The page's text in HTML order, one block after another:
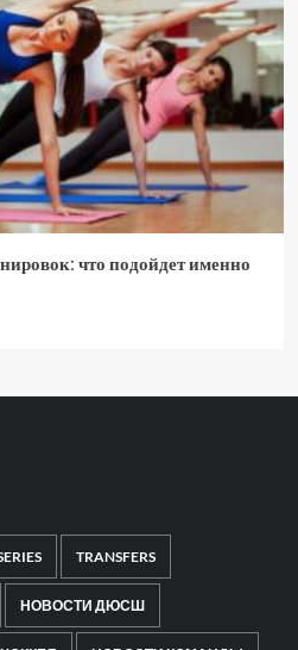
что подойдет именно
TRANSFERS
НОВОСТИ ДЮСШ